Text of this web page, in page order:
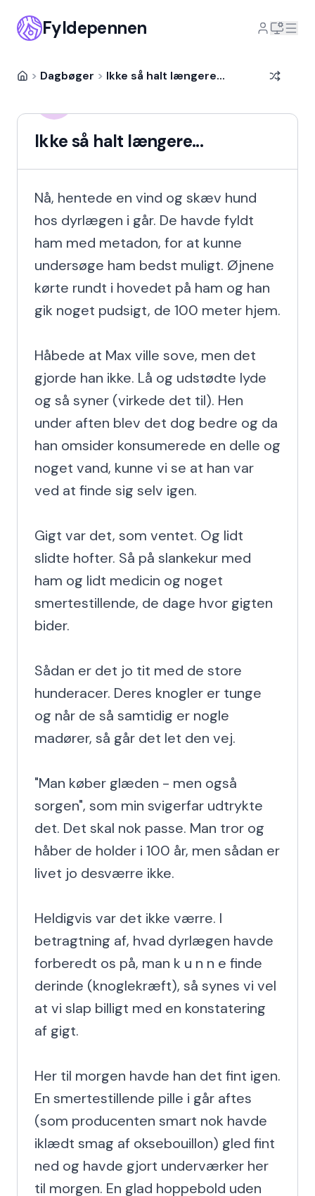
Fyldepennen
> Dagbøger > Ikke så halt længere...
Ikke så halt længere...
Nå, hentede en vind og skæv hund
hos dyrlægen i går. De havde fyldt
ham med metadon, for at kunne
undersøge ham bedst muligt. Øjnene
kørte rundt i hovedet på ham og han
gik noget pudsigt, de 100 meter hjem.
Håbede at Max ville sove, men det
gjorde han ikke. Lå og udstødte lyde
og så syner (virkede det til). Hen
under aften blev det dog bedre og da
han omsider konsumerede en delle og
noget vand, kunne vi se at han var
ved at finde sig selv igen.
Gigt var det, som ventet. Og lidt
slidte hofter. Så på slankekur med
ham og lidt medicin og noget
smertestillende, de dage hvor gigten
bider.
Sådan er det jo tit med de store
hunderacer. Deres knogler er tunge
og når de så samtidig er nogle
madører, så går det let den vej.
"Man køber glæden - men også
sorgen", som min svigerfar udtrykte
det. Det skal nok passe. Man tror og
håber de holder i 100 år, men sådan er
livet jo desværre ikke.
Heldigvis var det ikke værre. I
betragtning af, hvad dyrlægen havde
forberedt os på, man k u n n e finde
derinde (knoglekræft), så synes vi vel
at vi slap billigt med en konstatering
af gigt.
Her til morgen havde han det fint igen.
En smertestillende pille i går aftes
(som producenten smart nok havde
iklædt smag af oksebouillon) gled fint
ned og havde gjort underværker her
til morgen. En glad hoppebold uden